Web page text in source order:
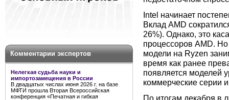
Комментарии экспертов
Нелегкая судьба науки и
импортозамещения в России
В двадцатых числах июня 2026 г. на базе
МФТИ прошла Вторая Всероссийская
конференция «Печатная и гибкая
Intel начинает
Вклад AMD
26%). Однако, это
процессоров AMD.
модели на Ryzen
время как ранее
появляется моделей
коммерческие серии
По итогам декабря в